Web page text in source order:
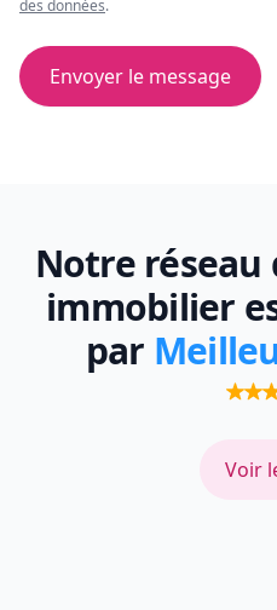
des données.
Envoyer le message
Notre réseau
immobilier
par
Voir